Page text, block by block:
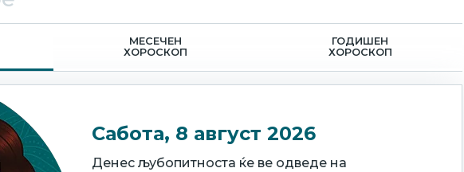
МЕСЕЧЕН
ХОРОСКОП
ГОДИШЕН
ХОРОСКОП
Сабота, 8 август 2026
Денес љубопитноста ќе ве одведе на